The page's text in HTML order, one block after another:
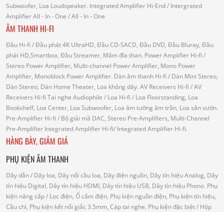
Subwoofer, Loa Loudspeaker. Integrated Amplifier Hi-End/ Intergrated
AmplifierAll - In - One / All - In - One
ÂM THANH HI-FI
Đầu Hi-fi / Đầu phát 4K UltraHD, Đầu CD-SACD, Đầu DVD, Đầu Bluray, Đầu
phát HD,Smartbox, Đầu Streamer, Mâm đĩa than. Power Amplifier Hi-fi /
Stereo Power Amplifier, Multi-channel Power Amplifier, Mono Power
Amplifier, Monoblock Power Amplifier. Dàn âm thanh Hi-fi / Dàn Mini Stereo,
Dàn Stereo, Dàn Home Theater, Loa không dây. AV Receivers Hi-fi / AV
Receivers Hi-fi Tai nghe Audiophile / Loa Hi-fi / Loa Floorstanding, Loa
Bookshelf, Loa Center, Loa Subwoofer, Loa âm tường âm trần, Loa sân vườn.
Pre-Amplifier Hi-fi / Bộ giải mã DAC, Stereo Pre-Amplifiers, Multi-Channel
Pre-Amplifier Integrated Amplifier Hi-fi/ Integrated Amplifier Hi-fi.
HÀNG BÀY, GIẢM GIÁ
PHỤ KIỆN ÂM THANH
Dây dẫn/ Dây loa, Dây nối cầu loa, Dây điện nguồn, Dây tín hiệu Analog, Dây
tín hiệu Digital, Dây tín hiệu HDMI, Dây tín hiệu USB, Dây tín hiệu Phono. Phụ
kiện nâng cấp/ Lọc điện, Ổ cắm điện, Phụ kiện nguồn điện, Phụ kiện tín hiệu,
Cầu chì, Phụ kiện kết nối giắc 3.5mm, Cáp tai nghe. Phụ kiện đặc biệt/ Hộp